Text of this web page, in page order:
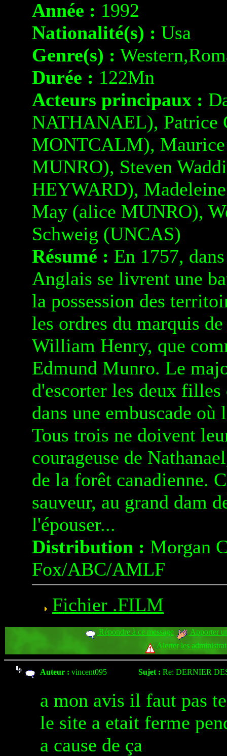
Année : 1992
Nationalité(s) : Usa
Genre(s) :
Durée : 122Mn
Acteurs principaux :
NATHANAEL), Patrice
MONTCALM), Maurice
MUNRO), Steven
HEYWARD),
May (alice MUNRO),
Schweig (UNCAS)
Résumé : En 1757,
Anglais se livrent une
la possession des
les ordres du marquis
William Henry, que
Edmund Munro. Le
d'escorter les deux
dans une embuscade
Tous trois ne doivent
courageuse de
de la forêt canadienne.
sauveur, au grand dam
l'épouser...
Distribution : Morgan
Fox/ABC/AMLF
Fichier .FILM
Répondre à ce message
Apporter
Alerter les
Auteur : vincent095 Sujet : Re: DERNIER
a mon avis il faut pas
le site a etait ferme
a cause de ça